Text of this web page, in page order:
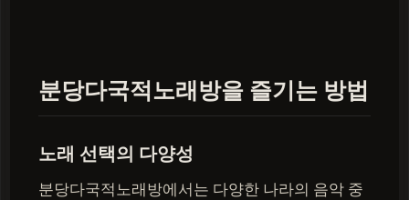
분당다국적노래방을 즐기는 방법
노래 선택의 다양성
분당다국적노래방에서는 다양한 나라의 음악 중